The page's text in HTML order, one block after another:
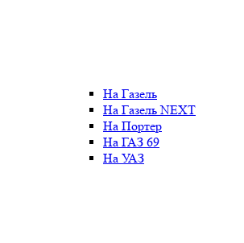
На Газель
На Газель NEXT
На Портер
На ГАЗ 69
На УАЗ